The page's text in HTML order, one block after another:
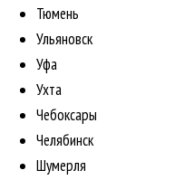
Тюмень
Ульяновск
Уфа
Ухта
Чебоксары
Челябинск
Шумерля